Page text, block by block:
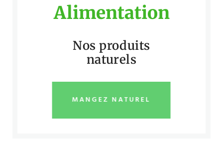
Alimentation
Nos produits
naturels
MANGEZ NATUREL